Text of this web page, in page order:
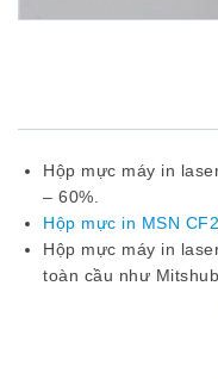
Hộp mực máy in
– 60%.
Hộp mực in MSN
Hộp mực máy in
toàn cầu như